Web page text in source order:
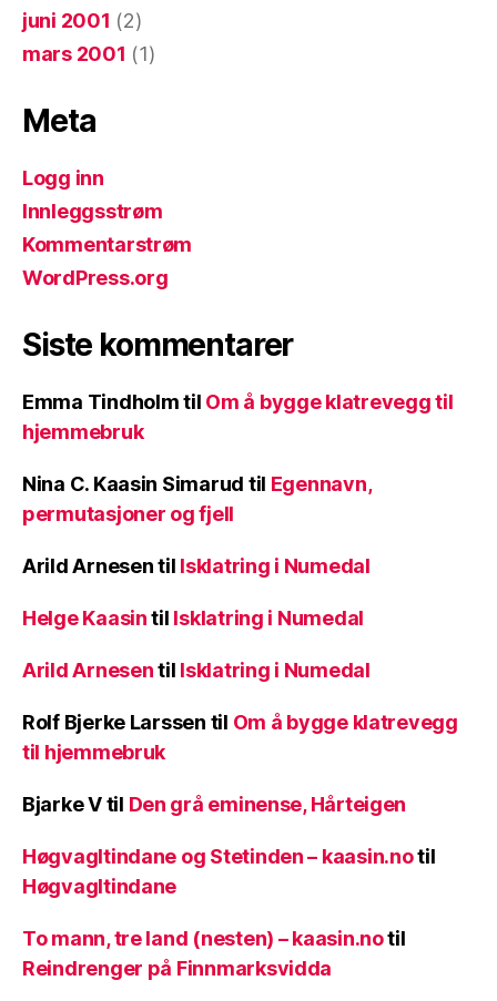
juni 2001 (2)
mars 2001 (1)
Meta
Logg inn
Innleggsstrøm
Kommentarstrøm
WordPress.org
Siste kommentarer
Emma Tindholmtil Om å bygge klatrevegg til
hjemmebruk
Nina C. Kaasin Simarud til Egennavn,
permutasjoner og fjell
Arild Arnesentil Isklatring i Numedal
Helge Kaasintil Isklatring i Numedal
Arild Arnesentil Isklatring i Numedal
Rolf Bjerke Larssen til Om å bygge klatrevegg
til hjemmebruk
Bjarke Vtil Den grå eminense, Hårteigen
Høgvagltindane og Stetinden – kaasin.notil
Høgvagltindane
To mann, tre land (nesten) – kaasin.notil
Reindrenger på Finnmarksvidda